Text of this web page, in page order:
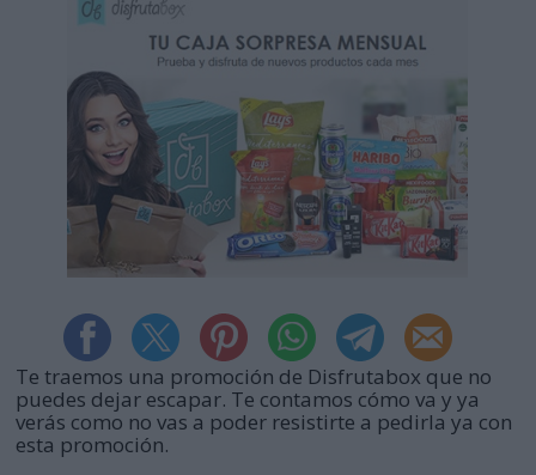
Te traemos una promoción de Disfrutabox que no
puedes dejar escapar. Te contamos cómo va y ya
verás como no vas a poder resistirte a pedirla ya con
esta promoción.